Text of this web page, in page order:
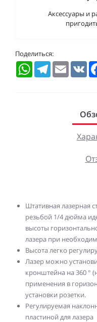
Аксессуары и
Поделиться:
WhatsAppTelegramEmail VK
Штативная лазерная
резьбой 1/4 дюйма
высоты
лазера при
Высота легко
Лазер можно
кронштейна на 360 °
применения в
установки розетки.
Регулируемая
пластиной для лазера